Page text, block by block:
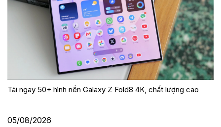
Tải ngay 50+ hình nền Galaxy Z Fold8 4K, chất lượng cao
05/08/2026